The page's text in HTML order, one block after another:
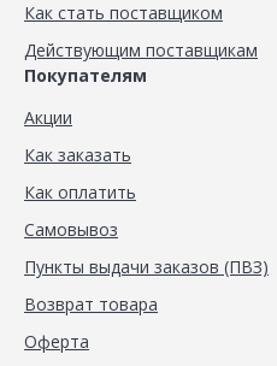
Как стать поставщиком
Действующим поставщикам
Покупателям
Акции
Как заказать
Как оплатить
Самовывоз
Пункты выдачи заказов (ПВЗ)
Возврат товара
Оферта